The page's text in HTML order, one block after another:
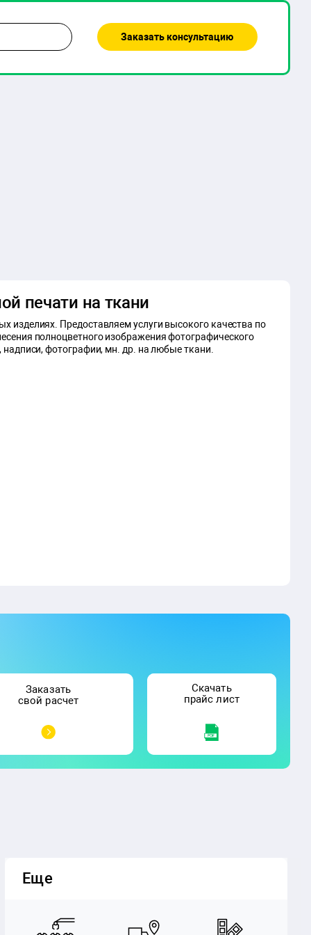
печати на ткани
изделиях. Предоставляем услуги высокого качества по
полноцветного изображения фотографического
фотографии, мн. др. на любые ткани.
Заказать
свой расчет
Скачать
прайс лист
Еще